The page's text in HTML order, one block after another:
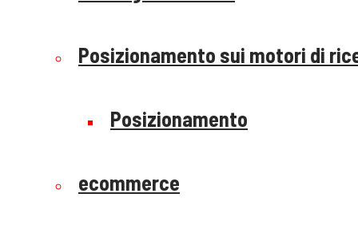
Posizionamento sui motori di
Posizionamento
ecommerce